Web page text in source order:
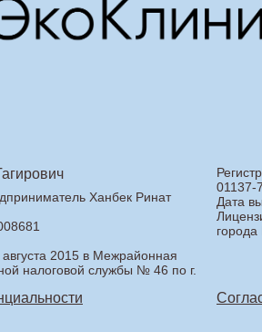
01137-
Дата
Ханбек Ринат
2015 в Межрайонная
налоговой службы № 46 по г.